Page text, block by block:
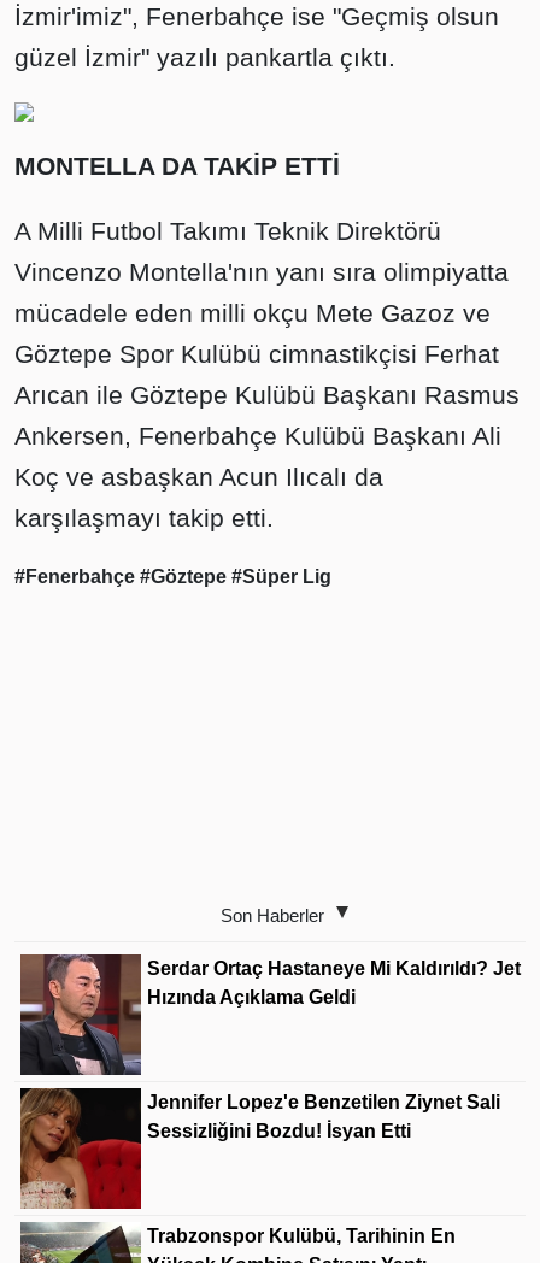
İzmir'imiz", Fenerbahçe ise "Geçmiş olsun
güzel İzmir" yazılı pankartla çıktı.
MONTELLA DA TAKİP ETTİ
A Milli Futbol Takımı Teknik Direktörü
Vincenzo Montella'nın yanı sıra olimpiyatta
mücadele eden milli okçu Mete Gazoz ve
Göztepe Spor Kulübü cimnastikçisi Ferhat
Arıcan ile Göztepe Kulübü Başkanı Rasmus
Ankersen, Fenerbahçe Kulübü Başkanı Ali
Koç ve asbaşkan Acun Ilıcalı da
karşılaşmayı takip etti.
#Fenerbahçe #Göztepe #Süper Lig
Son Haberler
Serdar Ortaç Hastaneye Mi Kaldırıldı? Jet
Hızında Açıklama Geldi
Jennifer Lopez'e Benzetilen Ziynet Sali
Sessizliğini Bozdu! İsyan Etti
Trabzonspor Kulübü, Tarihinin En